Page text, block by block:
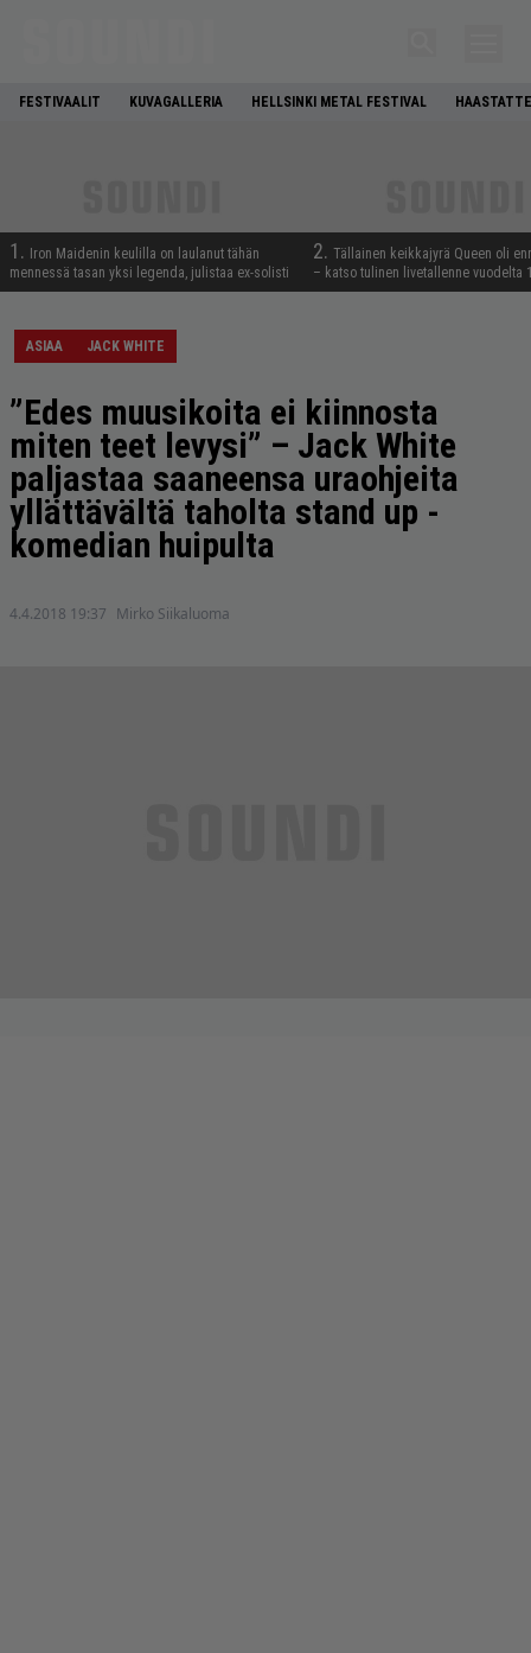
FESTIVAALIT KUVAGALLERIA HELLSINKI METAL FESTIVAL
1.
Iron Maidenin keulilla on laulanut tähän
mennessä tasan yksi legenda, julistaa ex-solisti
2. Tällainen keikkajyrä Queen oli
– katso tulinen livetallenne vuodelta
ASIAA JACK WHITE
”Edes muusikoita ei kiinnosta
miten teet levysi” – Jack White
paljastaa saaneensa uraohjeita
yllättävältä taholta stand up -
komedian huipulta
4.4.2018 19:37 Mirko Siikaluoma